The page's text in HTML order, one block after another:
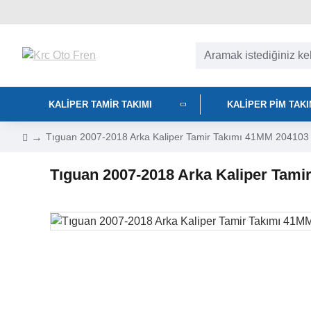
KALIPER TAMIR TAKIMI KALIPER PIM
Tıguan 2007-2018 Arka Kaliper Tamir Takımı 41MM
Tıguan 2007-2018 Arka Kaliper